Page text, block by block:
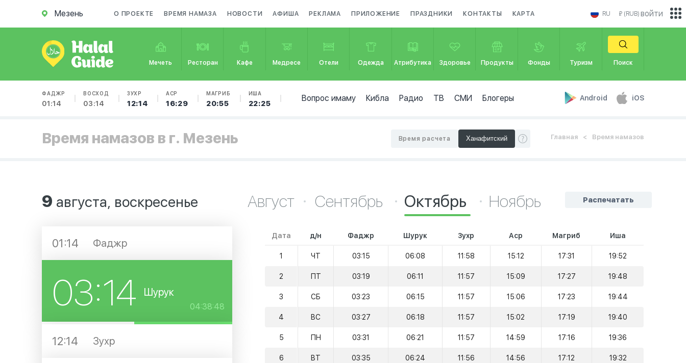
Мезень О ПРОЕКТЕ ВРЕМЯ НАМАЗА НОВОСТИ АФИША РЕКЛАМА ПРИЛОЖЕНИЕ ПРАЗДНИКИ КОНТАКТЫ КАРТА RU ₽ (RUB)
Мечеть Ресторан Кафе Медресе Отели Одежда Атрибутика Здоровье Продукты Фонды Туризм Поиск
ФАДЖР
01:14
ВОСХОД
03:14
ЗУХР
12:14
АСР
16:29
МАГРИБ
20:55
ИША
22:25
Вопрос имаму Кибла Радио ТВ СМИ Блогеры Android iOS
войти
Время намазов в г. Мезень Главная Время намазов
Время расчета
9 августа, воскресенье
01:14 Фаджр
03:14 Шурук
04:38:48
12:14 Зухр
Распечатать
Август Сентябрь Октябрь Ноябрь
Дата д/н Фаджр Шурук Зухр Аср Магриб Иша
1 ЧТ 03:15 06:08 11:58 15:12 17:31 19:52
2 ПТ 03:19 06:11 11:57 15:09 17:27 19:48
3 СБ 03:23 06:15 11:57 15:06 17:23 19:44
4 ВС 03:27 06:18 11:57 15:02 17:19 19:40
5 ПН 03:31 06:21 11:57 14:59 17:16 19:36
6 ВТ 03:35 06:24 11:56 14:56 17:12 19:32